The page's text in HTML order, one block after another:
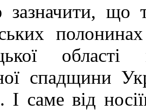
зазначити, що
спадщини
І саме від